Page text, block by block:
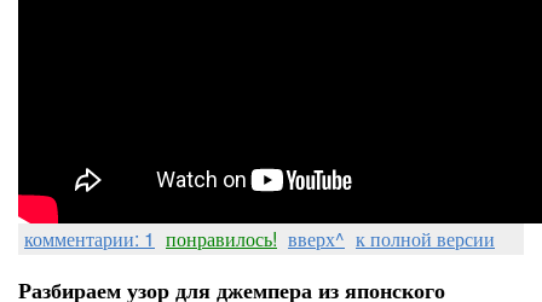
комментарии: 1 понравилось! вверх^ к полной версии
Разбираем узор для джемпера из японского